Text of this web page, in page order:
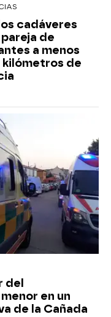
cadáveres
de
a menos
kilómetros de
del
en un
de la Cañada